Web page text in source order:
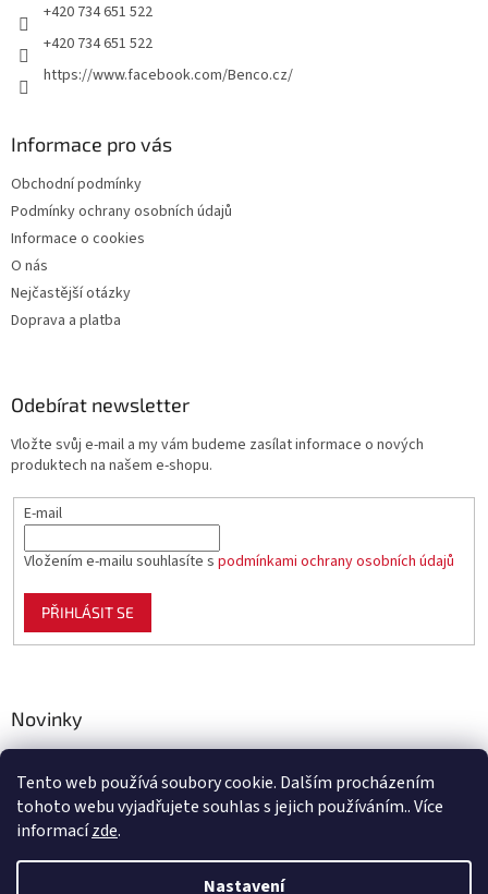
Tento web používá soubory cookie. Dalším procházením
tohoto webu vyjadřujete souhlas s jejich používáním.. Více
informacízde.
Nastavení
+420 734 651 522
+420 734 651 522
https://www.facebook.com/Benco.cz/
Informace pro vás
Obchodní podmínky
Podmínky ochrany osobních údajů
Informace o cookies
O nás
Nejčastější otázky
Doprava a platba
Odebírat newsletter
Vložte svůj e-mail a my vám budeme zasílat informace o nových
produktech na našem e-shopu.
E-mail
Vložením e-mailu souhlasíte s podmínkami ochrany osobních údajů
PŘIHLÁSIT SE
Novinky
zahradu, chov i domácnost